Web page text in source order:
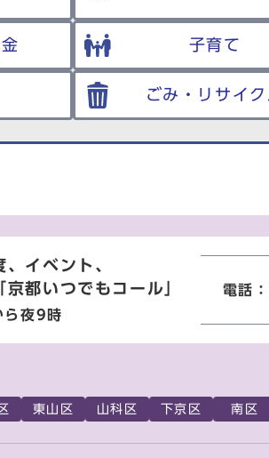
子育て
ごみ・リサイク
イベント、
京都いつでもコール」
夜9時
電話
東山区 山科区 下京区 南区